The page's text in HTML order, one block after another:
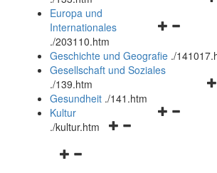
und
schließen
Europa und
Internationales
./203110.htm
Geschichte und Geografie ./
Gesellschaft und Soziales
./139.htm
Gesundheit ./141.htm
Navigationsmenü
Kultur
./kultur.htm
Navigationsmenü